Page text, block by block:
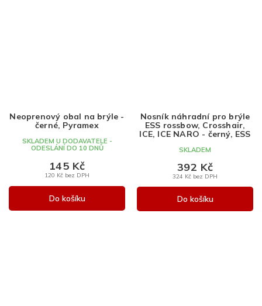
Neoprenový obal na brýle -
černé, Pyramex
SKLADEM U DODAVATELE -
ODESLÁNÍ DO 10 DNŮ
120 Kč bez DPH
145 Kč
Do košíku
Nosník náhradní pro brýle
ESS rossbow, Crosshair,
ICE, ICE NARO - černý, ESS
SKLADEM
324 Kč bez DPH
392 Kč
Do košíku